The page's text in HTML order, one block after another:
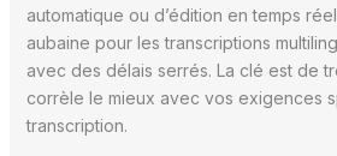
automatique ou d’édition en temps
aubaine pour les transcriptions
avec des délais serrés. La clé est de
corrèle le mieux avec vos exigences
transcription.